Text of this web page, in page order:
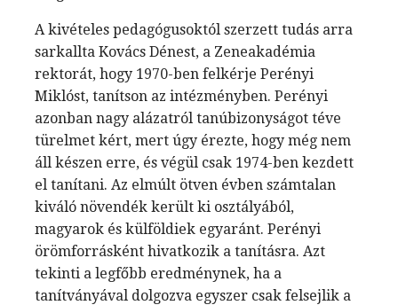
A kivételes pedagógusoktól szerzett tudás arra
sarkallta Kovács Dénest, a Zeneakadémia
rektorát, hogy 1970-ben felkérje Perényi
Miklóst, tanítson az intézményben. Perényi
azonban nagy alázatról tanúbizonyságot téve
türelmet kért, mert úgy érezte, hogy még nem
áll készen erre, és végül csak 1974-ben kezdett
el tanítani. Az elmúlt ötven évben számtalan
kiváló növendék került ki osztályából,
magyarok és külföldiek egyaránt. Perényi
örömforrásként hivatkozik a tanításra. Azt
tekinti a legfőbb eredménynek, ha a
tanítványával dolgozva egyszer csak felsejlik a